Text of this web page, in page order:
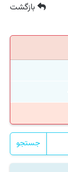
بازگشت
جستجو